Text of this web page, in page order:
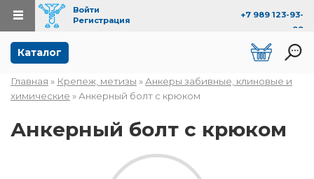
Перейти к основному содержанию
+7 989 123-93-
99
Войти
Регистрация
Каталог
Вы здесь
Главная » Крепеж, метизы » Анкеры забивные, клиновые и
химические » Анкерный болт с крюком
Анкерный болт с крюком